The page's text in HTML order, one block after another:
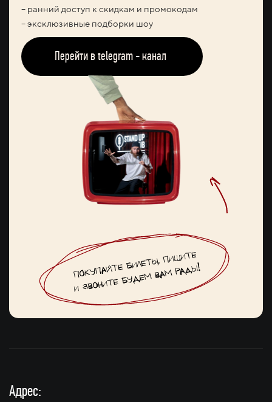
– ранний доступ к скидкам и промокодам
– эксклюзивные подборки шоу
Перейти в telegram - канал
Адрес: